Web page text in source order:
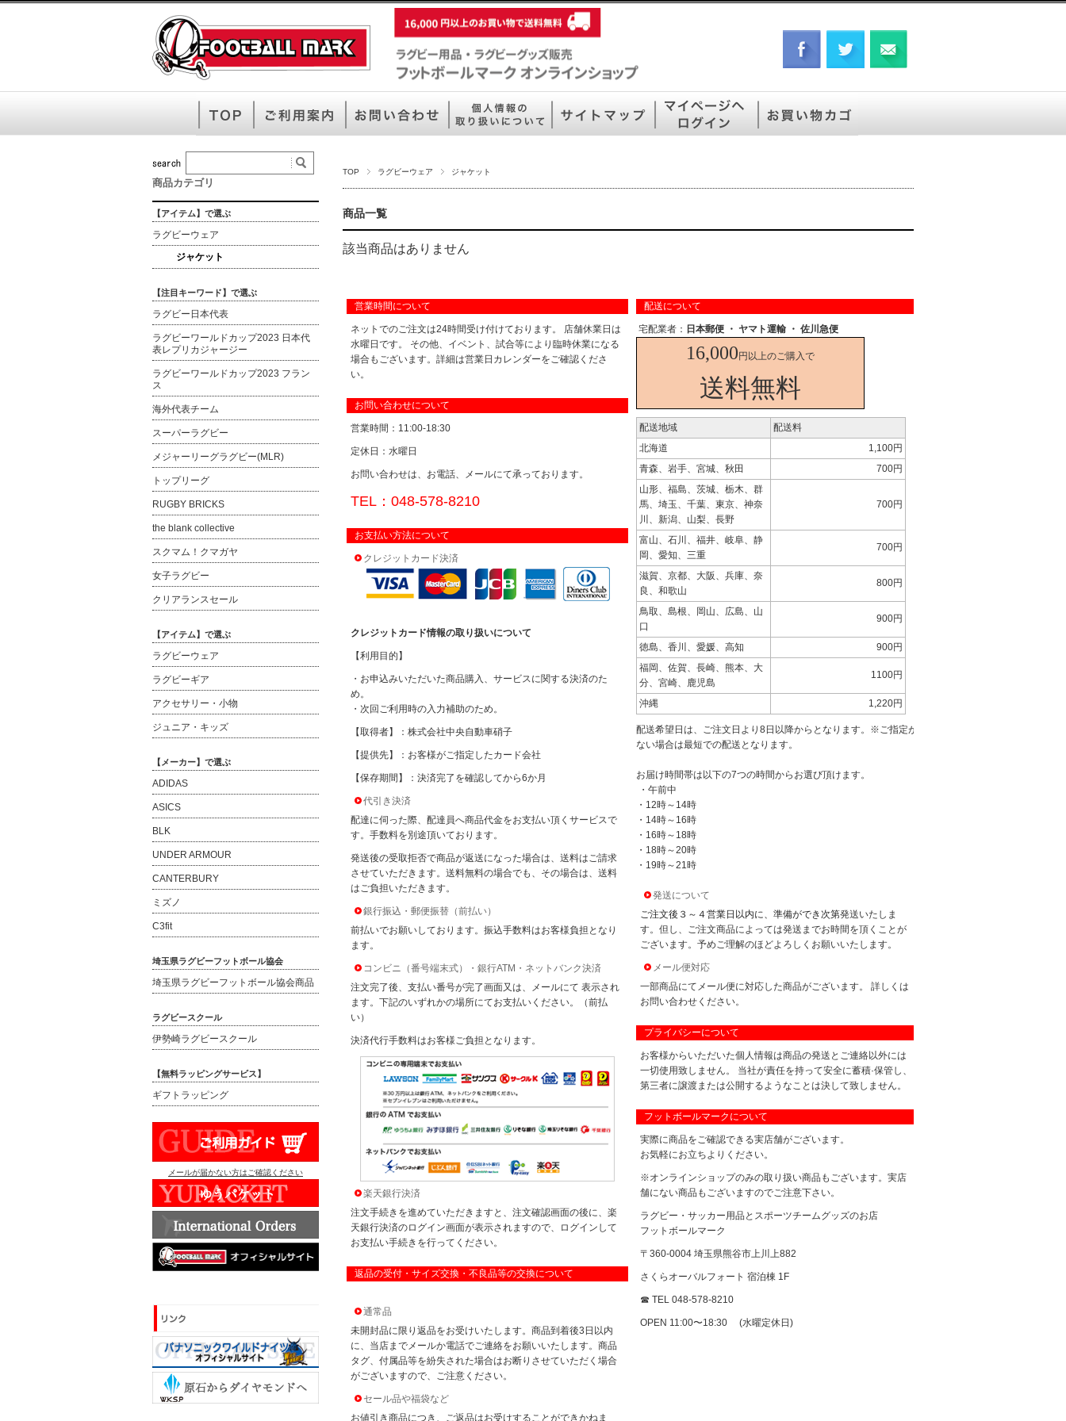
TOP ラグビーウェア ジャケット
商品一覧
該当商品はありません
営業時間について
ネットでのご注文は24時間受け付けております。 店舗休業日は
水曜日です。 その他、イベント、試合等により臨時休業になる
場合もございます。詳細は営業日カレンダーをご確認くださ
い。
お問い合わせについて
営業時間：11:00-18:30
定休日：水曜日
お問い合わせは、お電話、メールにて承っております。
TEL：048-578-8210
お支払い方法について
クレジットカード決済
クレジットカード情報の取り扱いについて
【利用目的】
・お申込みいただいた商品購入、サービスに関する決済のた
め。
・次回ご利用時の入力補助のため。
【取得者】：株式会社中央自動車硝子
【提供先】：お客様がご指定したカード会社
【保存期間】：決済完了を確認してから6か月
代引き決済
配達に伺った際、配達員へ商品代金をお支払い頂くサービスで
す。手数料を別途頂いております。
発送後の受取拒否で商品が返送になった場合は、送料はご請求
させていただきます。送料無料の場合でも、その場合は、送料
はご負担いただきます。
銀行振込・郵便振替（前払い）
前払いでお願いしております。振込手数料はお客様負担となり
ます。
コンビニ（番号端末式）・銀行ATM・ネットバンク決済
注文完了後、支払い番号が完了画面又は、メールにて 表示され
ます。下記のいずれかの場所にてお支払いください。（前払
い）
決済代行手数料はお客様ご負担となります。
楽天銀行決済
注文手続きを進めていただきますと、注文確認画面の後に、楽
天銀行決済のログイン画面が表示されますので、ログインして
お支払い手続きを行ってください。
返品の受付・サイズ交換・不良品等の交換について
通常品
未開封品に限り返品をお受けいたします。商品到着後3日以内
に、当店までメールか電話でご連絡をお願いいたします。商品
タグ、付属品等を紛失された場合はお断りさせていただく場合
がございますので、ご注意ください。
セール品や福袋など
お値引き商品につき、ご返品はお受けすることができかねま
配送について
宅配業者： 日本郵便 ・ ヤマト運輸 ・ 佐川急便
16,000 円以上のご購入で
送料無料
配送地域
配送料
北海道
1,100円
青森、岩手、宮城、秋田
700円
山形、福島、茨城、栃木、群
馬、埼玉、千葉、東京、神奈
川、新潟、山梨、長野
700円
富山、石川、福井、岐阜、静
岡、愛知、三重
700円
滋賀、京都、大阪、兵庫、奈
良、和歌山
800円
鳥取、島根、岡山、広島、山
口
900円
徳島、香川、愛媛、高知
900円
福岡、佐賀、長崎、熊本、大
分、宮崎、鹿児島
1100円
沖縄 1,220円
配送希望日は、ご注文日より8日以降からとなります。※ご指定が
ない場合は最短での配送となります。
お届け時間帯は以下の7つの時間からお選び頂けます。
・午前中
・12時～14時
・14時～16時
・16時～18時
・18時～20時
・19時～21時
発送について
ご注文後３～４営業日以内に、準備ができ次第発送いたしま
す。但し、ご注文商品によっては発送までお時間を頂くことが
ございます。予めご理解のほどよろしくお願いいたします。
メール便対応
一部商品にてメール便に対応した商品がございます。 詳しくは
お問い合わせください。
プライバシーについて
お客様からいただいた個人情報は商品の発送とご連絡以外には
一切使用致しません。 当社が責任を持って安全に蓄積·保管し、
第三者に譲渡または公開するようなことは決して致しません。
フットボールマークについて
実際に商品をご確認できる実店舗がございます。
お気軽にお立ちよりください。
※オンラインショップのみの取り扱い商品もございます。実店
舗にない商品もございますのでご注意下さい。
ラグビー・サッカー用品とスポーツチームグッズのお店
フットボールマーク
〒360-0004 埼玉県熊谷市上川上882
さくらオーバルフォート 宿泊棟 1F
☎ TEL 048-578-8210
OPEN 11:00〜18:30 (水曜定休日)
商品カテゴリ
【アイテム】で選ぶ
ラグビーウェア
ジャケット
【注目キーワード】で選ぶ
ラグビー日本代表
ラグビーワールドカップ2023 日本代
表レプリカジャージー
ラグビーワールドカップ2023 フラン
ス
海外代表チーム
スーパーラグビー
メジャーリーグラグビー(MLR)
トップリーグ
RUGBY BRICKS
the blank collective
スクマム！クマガヤ
女子ラグビー
クリアランスセール
【アイテム】で選ぶ
ラグビーウェア
ラグビーギア
アクセサリー・小物
ジュニア・キッズ
【メーカー】で選ぶ
ADIDAS
ASICS
BLK
UNDER ARMOUR
CANTERBURY
ミズノ
C3fit
埼玉県ラグビーフットボール協会
埼玉県ラグビーフットボール協会商品
ラグビースクール
伊勢崎ラグビースクール
【無料ラッピングサービス】
ギフトラッピング
メールが届かない方はご確認ください